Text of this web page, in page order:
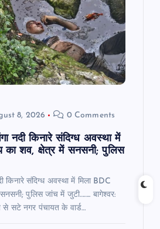
8, 2026 0 Comments
नदी किनारे संदिग्ध अवस्था में
का शव, क्षेत्र में सनसनी; पुलिस
किनारे संदिग्ध अवस्था में मिला BDC
पुलिस जांच में जुटी…….. बागेश्वर:
सटे नगर पंचायत के वार्ड…